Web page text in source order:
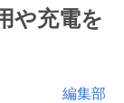
や充電を
編集部